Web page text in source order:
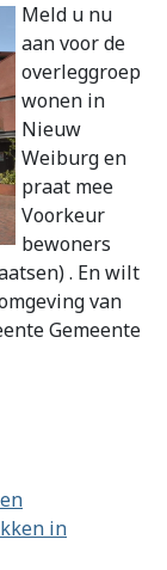
Meld u nu
aan voor de
overleggroep
wonen in
Nieuw
Weiburg en
praat mee
Voorkeur
bewoners
. En wilt
van
Gemeente
in